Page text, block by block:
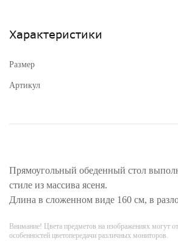
Характеристики
Размер
Артикул
Прямоугольный обеденный стол
стиле из массива ясеня.
Длина в сложенном виде 160 см, в
Внимание! Цвета предметов на изображениях могут
особенностей цветопередачи различных мониторов.